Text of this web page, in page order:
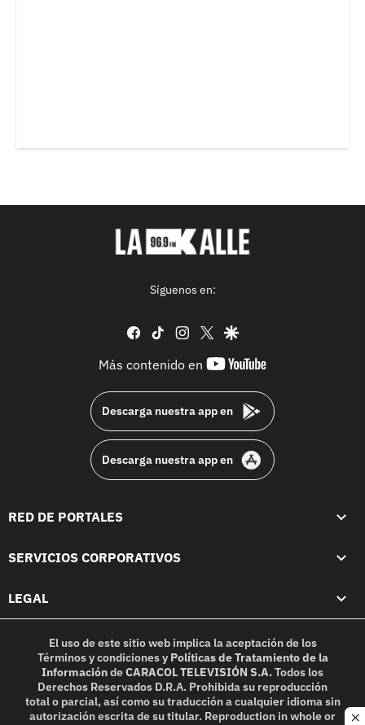
Síguenos en:
facebook
tiktok instagram
twittergoogle
Más contenido en
youtube-
Descarga nuestra app en
Descarga nuestra app en
RED DE PORTALES
SERVICIOS CORPORATIVOS
LEGAL
El uso de este sitio web implica la aceptación de los
Términos y condicionesy Políticas de Tratamiento de la
InformacióndeCARACOL TELEVISIÓN S.A.Todos los
Derechos Reservados D.R.A. Prohibida su reproducción
total o parcial, así como su traducción a cualquier idioma sin
autorización escrita de su titular. Reproduction in whole or